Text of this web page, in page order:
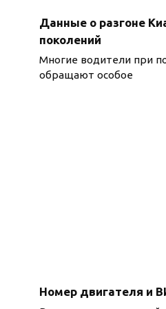
Данные о разгоне
поколений
Многие водители при
обращают особое
Номер двигателя и